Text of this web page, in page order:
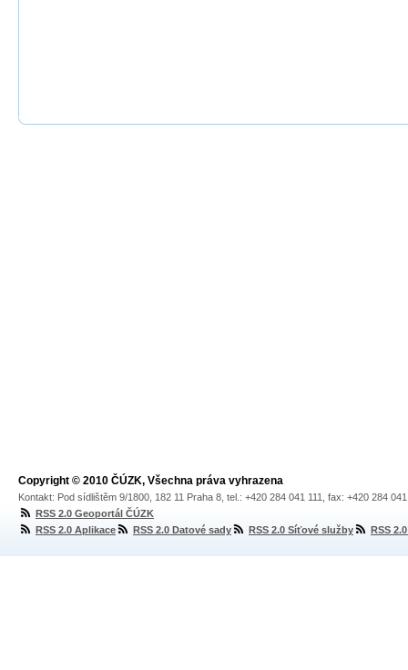
Copyright © 2010 ČÚZK, Všechna práva vyhrazena
Kontakt: Pod sídlištěm 9/1800, 182 11 Praha 8, tel.: +420 284 041 111, fax: +420 284
RSS 2.0 Geoportál ČÚZK
RSS 2.0 Aplikace
RSS 2.0 Datové sady RSS 2.0 Síťové služby RSS